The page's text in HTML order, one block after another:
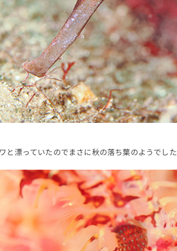
漂っていたのでまさに秋の落ち葉のようでした